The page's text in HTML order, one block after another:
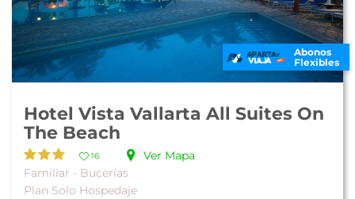
Abonos
Flexibles
Hotel Vista Vallarta All Suites On
The Beach
16
Ver Mapa
Familiar - Bucerías
Plan Solo Hospedaje